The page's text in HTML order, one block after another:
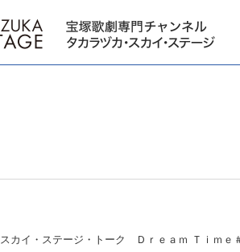
スカイ・ステージ・トーク Ｄｒｅａｍ Ｔｉｍｅ